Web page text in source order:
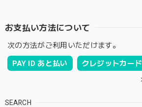
お支払い方法について
次の方法がご利用いただけます。
PAY ID あと払い クレジットカード
SEARCH